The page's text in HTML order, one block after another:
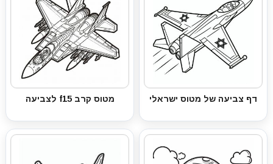
דף צביעה של מטוס ישראלי מטוס קרב f15 לצביעה